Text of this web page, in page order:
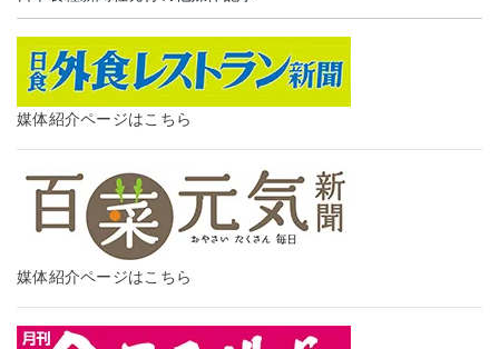
媒体紹介ページはこちら
媒体紹介ページはこちら